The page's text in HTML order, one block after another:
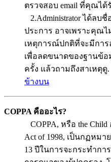
ตรวจสอบ email ที่คุณไ
2.Administrator ได้ล
ประการ อาจเพราะคุณไ
เหตุการณ์ปกติที่จะมีการ
เพื่อลดขนาดของฐานข้
ครั้ง แล้วถามถึงสาเหตุดู.
ข้างบน
COPPA คืออะไร?
COPPA, หรือ the Child
Act of 1998, เป็นกฏหม
13 ปีในการจะกระทำกา